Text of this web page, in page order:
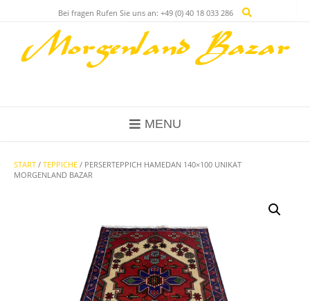
Bei fragen Rufen Sie uns an: +49 (0) 40 18 033 286
MENU
START / TEPPICHE / PERSERTEPPICH HAMEDAN 140×100 UNIKAT
MORGENLAND BAZAR